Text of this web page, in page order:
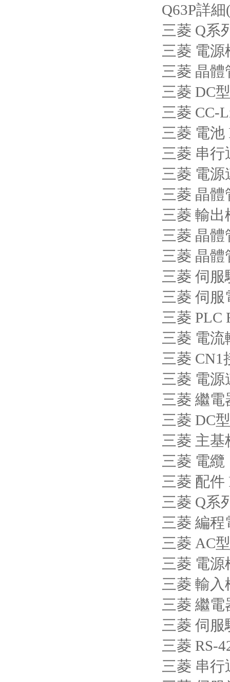
Q63P詳
三菱 Q系
三菱 電源
三菱 晶體
三菱 DC
三菱 CC-
三菱 電池
三菱 串行
三菱 電源
三菱 晶體
三菱 輸出
三菱 晶體
三菱 晶體
三菱 伺服
三菱 伺服
三菱 PLC
三菱 電
三菱 CN1
三菱 電源
三菱 繼電
三菱 DC
三菱 主基
三菱 電纜
三菱 配
三菱 Q系
三菱 編程
三菱 AC
三菱 電源
三菱 輸入
三菱 繼電
三菱 伺服
三菱 RS-
三菱 串行